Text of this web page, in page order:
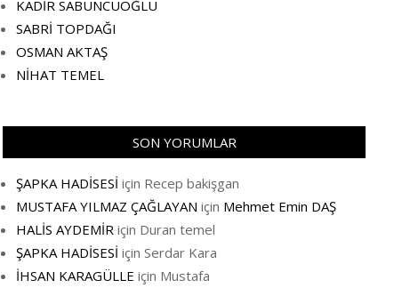
KADİR SABUNCUOĞLU
SABRİ TOPDAĞI
OSMAN AKTAŞ
NİHAT TEMEL
SON YORUMLAR
ŞAPKA HADİSESİ için Recep bakişgan
MUSTAFA YILMAZ ÇAĞLAYAN için Mehmet Emin DAŞ
HALİS AYDEMİR için Duran temel
ŞAPKA HADİSESİ için Serdar Kara
İHSAN KARAGÜLLE için Mustafa